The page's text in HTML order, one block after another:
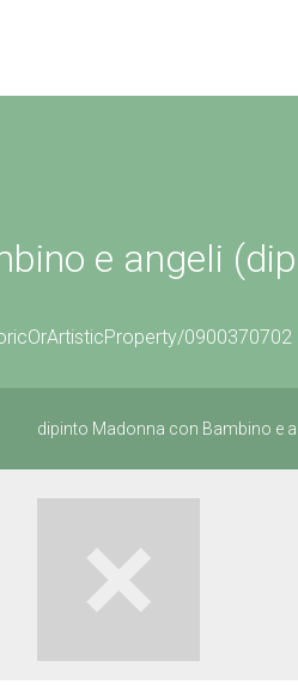
e angeli
0900370702
dipinto Madonna con Bambino e